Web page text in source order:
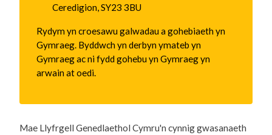
Ceredigion, SY23 3BU
Rydym yn croesawu galwadau a gohebiaeth yn
Gymraeg. Byddwch yn derbyn ymateb yn
Gymraeg ac ni fydd gohebu yn Gymraeg yn
arwain at oedi.
Mae Llyfrgell Genedlaethol Cymru'n cynnig gwasanaeth